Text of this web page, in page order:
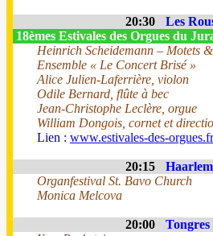
20:30
Les
18èmes Estivales des Orgues du
Heinrich Scheidemann – Motets
Ensemble « Le Concert Brisé »
Alice Julien-Laferrière, violon
Odile Bernard, flûte à bec
Jean-Christophe Leclère, orgue
William Dongois, cornet et
Lien : www.estivales-des-
20:15
Organfestival St. Bavo Church
Monica Melcova
20:00 Tongres